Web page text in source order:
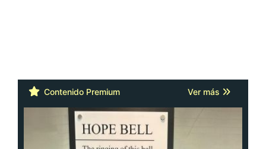
Contenido Premium Ver más